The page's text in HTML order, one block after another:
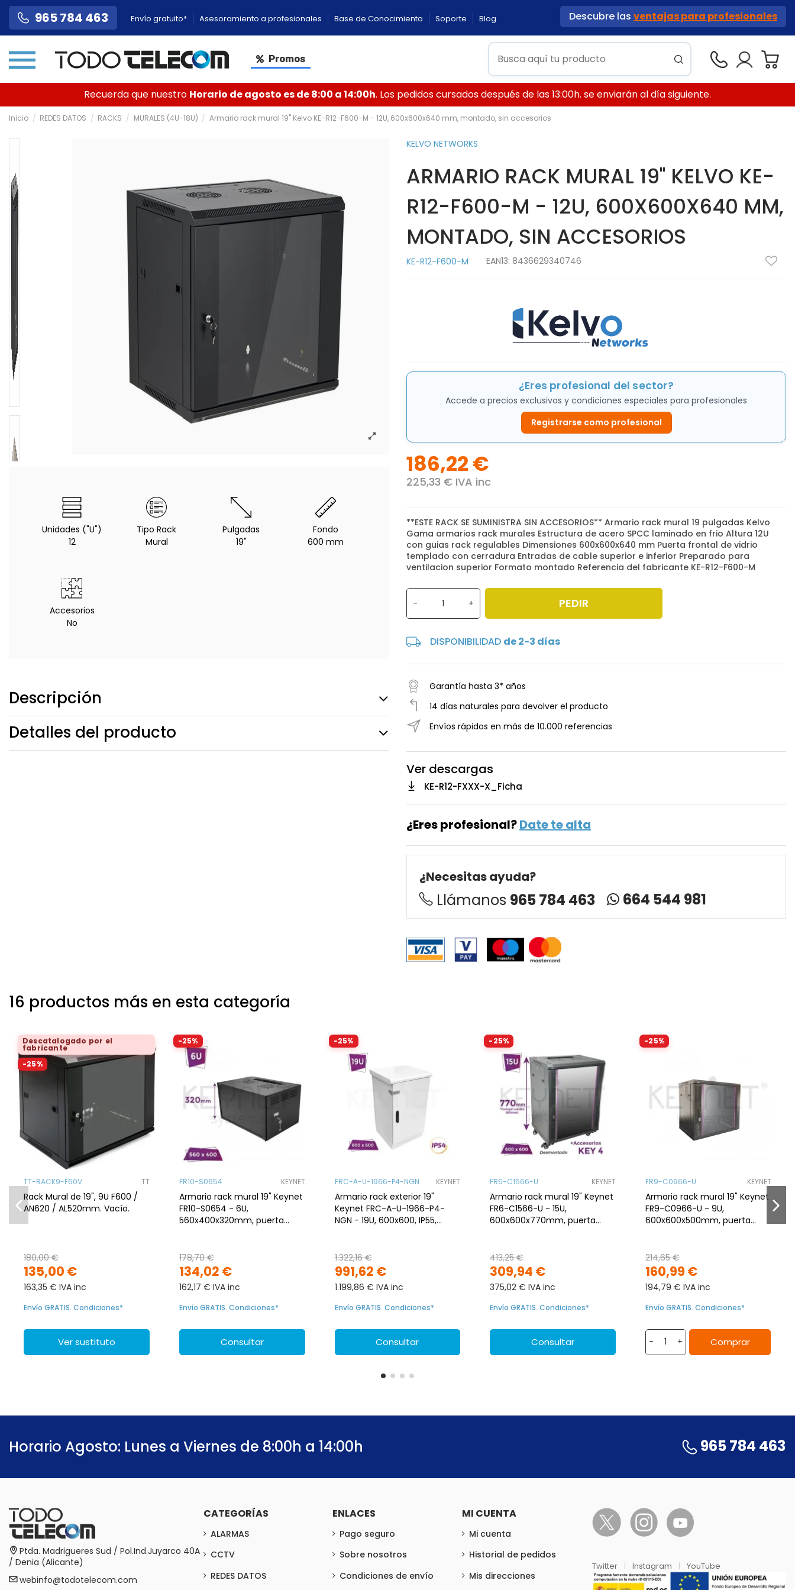
965 784 463 Envío gratuito* Asesoramiento a profesionales Base de Conocimiento Soporte Blog Descubre las ventajas para profesionales
Promos
Recuerda que nuestro Horario de agosto es de 8:00 a 14:00h. Los pedidos cursados después de las 13:00h. se enviarán al día siguiente.
Inicio REDES DATOS RACKS MURALES (4U-18U) Armario rack mural 19" Kelvo KE-R12-F600-M - 12U, 600x600x640 mm, montado, sin accesorios
Unidades ("U")
12
Tipo Rack
Mural
Pulgadas
19"
Fondo
600 mm
Accesorios
No
Descripción
Detalles del producto
KELVO NETWORKS
ARMARIO RACK MURAL 19" KELVO KE-
R12-F600-M - 12U, 600X600X640 MM,
MONTADO, SIN ACCESORIOS
KE-R12-F600-M EAN13: 8436629340746
¿Eres profesional del sector?
Accede a precios exclusivos y condiciones especiales para profesionales
Registrarse como profesional
186,22 €
225,33 € IVA inc
**ESTE RACK SE SUMINISTRA SIN ACCESORIOS** Armario rack mural 19 pulgadas Kelvo
Gama armarios rack murales Estructura de acero SPCC laminado en frio Altura 12U
con guias rack regulables Dimensiones 600x600x640 mm Puerta frontal de vidrio
templado con cerradura Entradas de cable superior e inferior Preparado para
ventilacion superior Formato montado Referencia del fabricante KE-R12-F600-M
- + PEDIR
DISPONIBILIDAD de 2-3 días
Garantía hasta 3* años
14 días naturales para devolver el producto
Envíos rápidos en más de 10.000 referencias
Ver descargas
KE-R12-FXXX-X_Ficha
¿Eres profesional?Date te alta
¿Necesitas ayuda?
Llámanos 965 784 463 664 544 981
16 productos más en esta categoría
Descatalogado por el
fabricante
-25%
TT-RACK9-F60V TT
Rack Mural de 19", 9U F600 /
AN620 / AL520mm. Vacío.
135,00 €
180,00 €
163,35 € IVA inc
Envío GRATIS. Condiciones*
Ver sustituto
-25%
FR10-S0654 KEYNET
Armario rack mural 19" Keynet
FR10-S0654 - 6U,
560x400x320mm, puerta
134,02 €
178,70 €
162,17 € IVA inc
Envío GRATIS. Condiciones*
Consultar
-25%
FRC-A-U-1966-P4-NGN KEYNET
Armario rack exterior 19"
Keynet FRC-A-U-1966-P4-
NGN - 19U, 600x600, IP55,
991,62 €
1.322,16 €
1.199,86 € IVA inc
Envío GRATIS. Condiciones*
Consultar
-25%
FR6-C1566-U KEYNET
Armario rack mural 19" Keynet
FR6-C1566-U - 15U,
600x600x770mm, puerta
309,94 €
413,25 €
375,02 € IVA inc
Envío GRATIS. Condiciones*
Consultar
-25%
FR9-C0966-U KEYNET
Armario rack mural 19" Keynet
FR9-C0966-U - 9U,
600x600x500mm, puerta
160,99 €
214,65 €
194,79 € IVA inc
Envío GRATIS. Condiciones*
- + Comprar
Horario Agosto: Lunes a Viernes de 8:00h a 14:00h 965 784 463
Ptda. Madrigueres Sud / Pol.Ind.Juyarco 40A
/ Denia (Alicante)
webinfo@todotelecom.com
CATEGORÍAS
ALARMAS
CCTV
REDES DATOS
ENLACES
Pago seguro
Sobre nosotros
Condiciones de envío
MI CUENTA
Mi cuenta
Historial de pedidos
Mis direcciones
Twitter | Instagram | YouTube